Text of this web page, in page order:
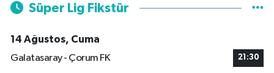
Süper Lig Fikstür
14 Ağustos, Cuma
Galatasaray - Çorum FK
21:30